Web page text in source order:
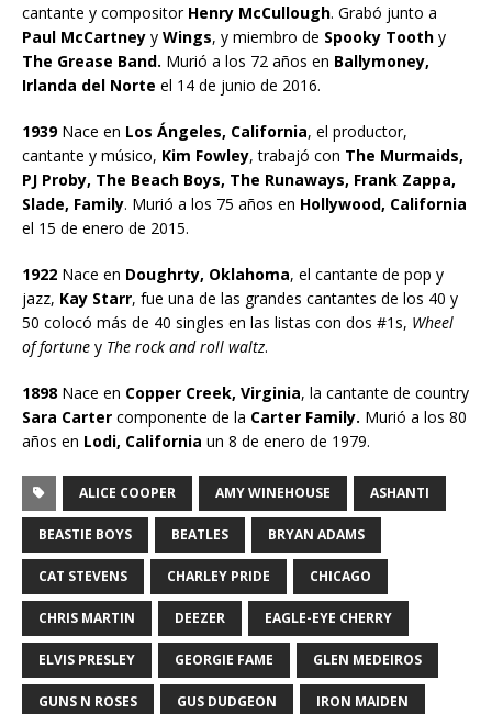
cantante y compositorHenry McCullough. Grabó junto a
Paul McCartney y Wings, y miembro de Spooky Tooth y
The Grease Band. Murió a los 72 años en Ballymoney,
Irlanda del Norte el 14 de junio de 2016.
1939Nace en Los Ángeles, California, el productor,
cantante y músico, Kim Fowley, trabajó con The Murmaids,
PJ Proby, The Beach Boys, The Runaways, Frank Zappa,
Slade, Family. Murió a los 75 años en Hollywood, California
el 15 de enero de 2015.
1922 Nace en Doughrty, Oklahoma, el cantante de pop y
jazz, Kay Starr, fue una de las grandes cantantes de los 40 y
50 colocó más de 40 singles en las listas con dos #1s, Wheel
of fortune y The rock and roll waltz.
1898 Nace en Copper Creek, Virginia, la cantante de country
Sara Carter componente de la Carter Family. Murió a los 80
años en Lodi, California un 8 de enero de 1979.
ALICE COOPER AMY WINEHOUSE ASHANTI
BEASTIE BOYS BEATLES BRYAN ADAMS
CAT STEVENS CHARLEY PRIDE CHICAGO
CHRIS MARTIN DEEZER EAGLE-EYE CHERRY
ELVIS PRESLEY GEORGIE FAME GLEN MEDEIROS
GUNS N ROSES GUS DUDGEON IRON MAIDEN